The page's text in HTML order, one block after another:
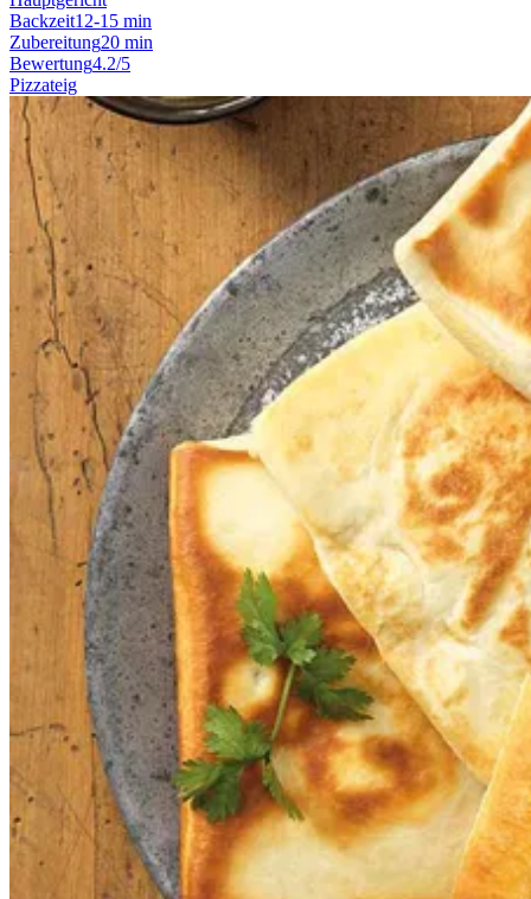
Backzeit12-15 min
Zubereitung20 min
Bewertung4.2/5
Pizzateig